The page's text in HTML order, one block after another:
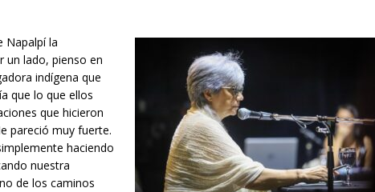
Napalpí la
un lado, pienso en
indígena que
que lo que ellos
que hicieron
pareció muy fuerte.
haciendo
nuestra
de los caminos